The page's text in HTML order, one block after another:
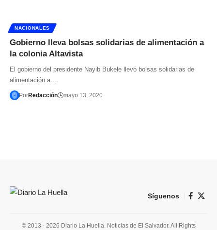
NACIONALES
Gobierno lleva bolsas solidarias de alimentación a
la colonia Altavista
El gobierno del presidente Nayib Bukele llevó bolsas solidarias de
alimentación a…
PorRedacción mayo 13, 2020
Síguenos
© 2013 - 2026 Diario La Huella. Noticias de El Salvador. All Rights